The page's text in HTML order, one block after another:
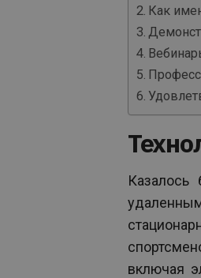
Как
Казалось
включая